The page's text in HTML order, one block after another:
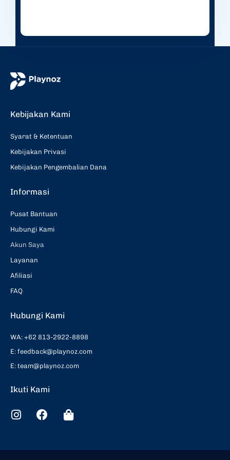
Kebijakan Kami
Syarat & Ketentuan
Kebijakan Privasi
Kebijakan Pengembalian Dana
Informasi
Pusat Bantuan
Hubungi Kami
Akun Saya
Layanan
Afiliasi
FAQ
Hubungi Kami
WA: +62 813-2922-8898
E: feedback@playnoz.com
E: team@playnoz.com
Ikuti Kami